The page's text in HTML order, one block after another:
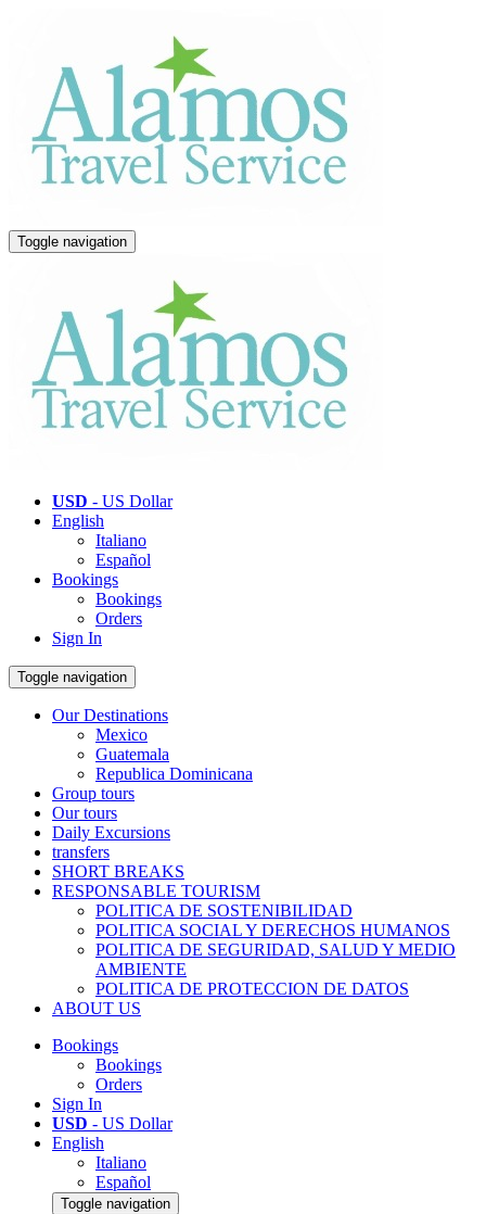
Toggle navigation
USD - US Dollar
English
Italiano
Español
Bookings
Bookings
Orders
Sign In
Toggle navigation
Our Destinations
Mexico
Guatemala
Republica Dominicana
Group tours
Our tours
Daily Excursions
transfers
SHORT BREAKS
RESPONSABLE TOURISM
POLITICA DE SOSTENIBILIDAD
POLITICA SOCIAL Y DERECHOS HUMANOS
POLITICA DE SEGURIDAD, SALUD Y MEDIO
AMBIENTE
POLITICA DE PROTECCION DE DATOS
ABOUT US
Bookings
Bookings
Orders
Sign In
USD - US Dollar
English
Italiano
Español
Toggle navigation